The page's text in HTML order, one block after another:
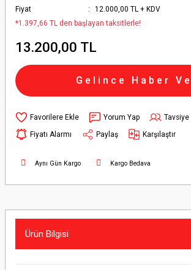
Fiyat
12.000,00 TL + KDV
*1.397,66 TL den başlayan taksitlerle!
13.200,00 TL
Gelince Haber
Yorum Yap
Tavsiye
Fiyatı Alarmı
Paylaş Karşılaştır
Aynı Gün Kargo Kargo Bedava
Ürün Bilgisi